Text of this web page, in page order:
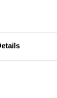
da
Ihren